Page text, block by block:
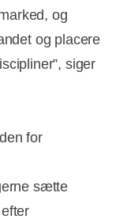
og
og placere
siger
for
sætte